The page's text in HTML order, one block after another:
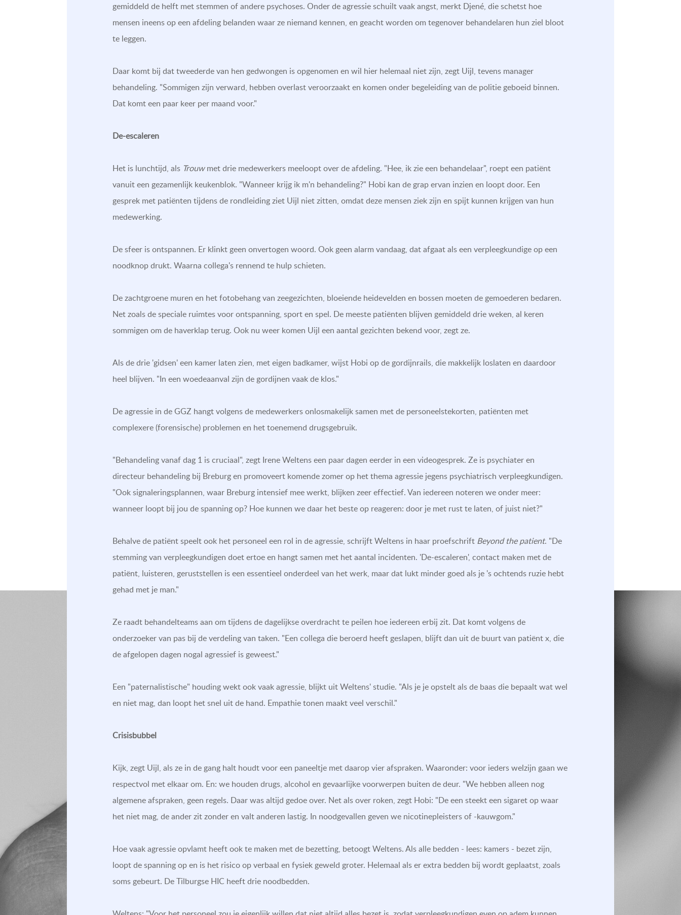
gemiddeld de helft met stemmen of andere psychoses. Onder de agressie schuilt vaak angst, merkt Djené, die schetst hoe
mensen ineens op een afdeling belanden waar ze niemand kennen, en geacht worden om tegenover behandelaren hun ziel bloot
te leggen.
Daar komt bij dat tweederde van hen gedwongen is opgenomen en wil hier helemaal niet zijn, zegt Uijl, tevens manager
behandeling. "Sommigen zijn verward, hebben overlast veroorzaakt en komen onder begeleiding van de politie geboeid binnen.
Dat komt een paar keer per maand voor."
De-escaleren
Het is lunchtijd, als Trouwmet drie medewerkers meeloopt over de afdeling. "Hee, ik zie een behandelaar", roept een patiënt
vanuit een gezamenlijk keukenblok. "Wanneer krijg ik m'n behandeling?" Hobi kan de grap ervan inzien en loopt door. Een
gesprek met patiënten tijdens de rondleiding ziet Uijl niet zitten, omdat deze mensen ziek zijn en spijt kunnen krijgen van hun
medewerking.
De sfeer is ontspannen. Er klinkt geen onvertogen woord. Ook geen alarm vandaag, dat afgaat als een verpleegkundige op een
noodknop drukt. Waarna collega's rennend te hulp schieten.
De zachtgroene muren en het fotobehang van zeegezichten, bloeiende heidevelden en bossen moeten de gemoederen bedaren.
Net zoals de speciale ruimtes voor ontspanning, sport en spel. De meeste patiënten blijven gemiddeld drie weken, al keren
sommigen om de haverklap terug. Ook nu weer komen Uijl een aantal gezichten bekend voor, zegt ze.
Als de drie 'gidsen' een kamer laten zien, met eigen badkamer, wijst Hobi op de gordijnrails, die makkelijk loslaten en daardoor
heel blijven. "In een woedeaanval zijn de gordijnen vaak de klos."
De agressie in de GGZ hangt volgens de medewerkers onlosmakelijk samen met de personeelstekorten, patiënten met
complexere (forensische) problemen en het toenemend drugsgebruik.
"Behandeling vanaf dag 1 is cruciaal", zegt Irene Weltens een paar dagen eerder in een videogesprek. Ze is psychiater en
directeur behandeling bij Breburg en promoveert komende zomer op het thema agressie jegens psychiatrisch verpleegkundigen.
"Ook signaleringsplannen, waar Breburg intensief mee werkt, blijken zeer effectief. Van iedereen noteren we onder meer:
wanneer loopt bij jou de spanning op? Hoe kunnen we daar het beste op reageren: door je met rust te laten, of juist niet?"
Behalve de patiënt speelt ook het personeel een rol in de agressie, schrijft Weltens in haar proefschrift Beyond the patient. "De
stemming van verpleegkundigen doet ertoe en hangt samen met het aantal incidenten. 'De-escaleren', contact maken met de
patiënt, luisteren, geruststellen is een essentieel onderdeel van het werk, maar dat lukt minder goed als je 's ochtends ruzie hebt
gehad met je man."
Ze raadt behandelteams aan om tijdens de dagelijkse overdracht te peilen hoe iedereen erbij zit. Dat komt volgens de
onderzoeker van pas bij de verdeling van taken. "Een collega die beroerd heeft geslapen, blijft dan uit de buurt van patiënt x, die
de afgelopen dagen nogal agressief is geweest."
Een "paternalistische" houding wekt ook vaak agressie, blijkt uit Weltens' studie. "Als je je opstelt als de baas die bepaalt wat wel
en niet mag, dan loopt het snel uit de hand. Empathie tonen maakt veel verschil."
Crisisbubbel
Kijk, zegt Uijl, als ze in de gang halt houdt voor een paneeltje met daarop vier afspraken. Waaronder: voor ieders welzijn gaan we
respectvol met elkaar om. En: we houden drugs, alcohol en gevaarlijke voorwerpen buiten de deur. "We hebben alleen nog
algemene afspraken, geen regels. Daar was altijd gedoe over. Net als over roken, zegt Hobi: "De een steekt een sigaret op waar
het niet mag, de ander zit zonder en valt anderen lastig. In noodgevallen geven we nicotinepleisters of -kauwgom."
Hoe vaak agressie opvlamt heeft ook te maken met de bezetting, betoogt Weltens. Als alle bedden - lees: kamers - bezet zijn,
loopt de spanning op en is het risico op verbaal en fysiek geweld groter. Helemaal als er extra bedden bij wordt geplaatst, zoals
soms gebeurt. De Tilburgse HIC heeft drie noodbedden.